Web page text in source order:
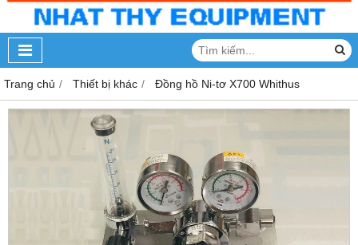
Trang chủ Thiết bị khác Đồng hồ Ni-tơ X700 Whithus